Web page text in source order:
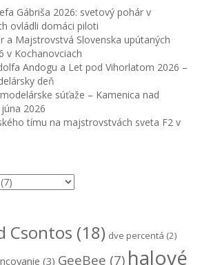
Gábriša 2026: svetový pohár v
ovládli domáci piloti
a Majstrovstvá Slovenska upútaných
v Kochanovciach
Andogu a Let pod Vihorlatom 2026 –
deň
súťaže – Kamenica nad
2026
tímu na majstrovstvách sveta F2 v
Csontos (18) dve percentá (2)
(3) GeeBee (7) halové